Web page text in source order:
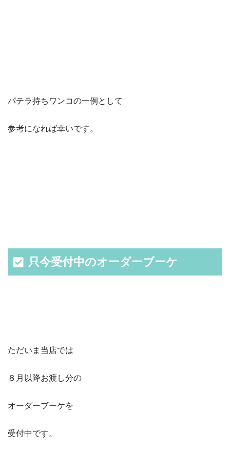
パテラ持ちワンコの一例として
参考になれば幸いです。
只今受付中のオーダーブーケ
ただいま当店では
８月以降お渡し分の
オーダーブーケを
受付中です。